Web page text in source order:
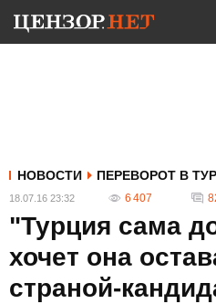
НОВОСТИ ПЕРЕВОРОТ В
18.07.16 23:32 6 407
"Турция сама
хочет она
страной-